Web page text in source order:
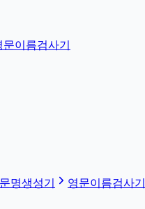
문이름검사기
명생성기
영문이름검사기